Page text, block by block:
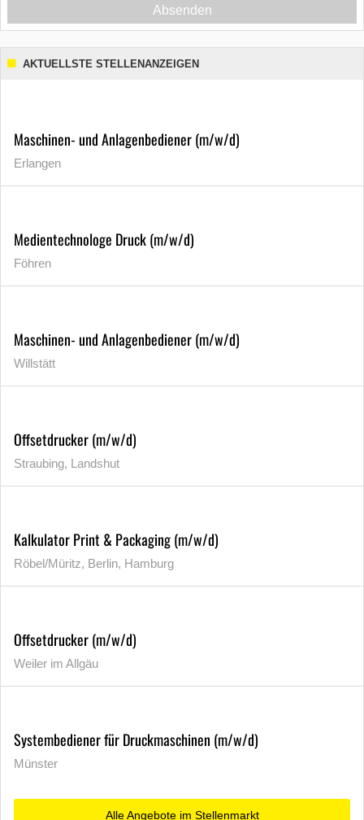
Absenden
AKTUELLSTE STELLENANZEIGEN
Maschinen- und Anlagenbediener (m/w/d)
Erlangen
Medientechnologe Druck (m/w/d)
Föhren
Maschinen- und Anlagenbediener (m/w/d)
Willstätt
Offsetdrucker (m/w/d)
Straubing, Landshut
Kalkulator Print & Packaging (m/w/d)
Röbel/Müritz, Berlin, Hamburg
Offsetdrucker (m/w/d)
Weiler im Allgäu
Systembediener für Druckmaschinen (m/w/d)
Münster
Alle Angebote im Stellenmarkt